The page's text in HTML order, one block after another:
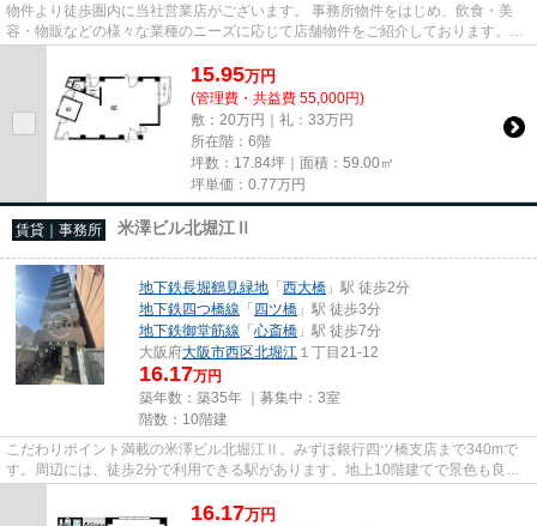
物件より徒歩圏内に当社営業店がございます。 事務所物件をはじめ、飲食・美
容・物販などの様々な業種のニーズに応じて店舗物件をご紹介しております。
尚、弊社ではおとり広告は一切...
15.95万円
(管理費・共益費 55,000円)
敷：20万円｜礼：33万円
所在階：6階
坪数：17.84坪｜面積：59.00㎡
坪単価： 0.77万円
賃貸｜事務所 米澤ビル北堀江Ⅱ
地下鉄長堀鶴見緑地 「西大橋 」駅 徒歩2分
地下鉄四つ橋線 「四ツ橋 」駅 徒歩3分
地下鉄御堂筋線 「心斎橋 」駅 徒歩7分
大阪府大阪市西区北堀江 １丁目21-12
16.17万円
築年数：築35年 ｜募集中： 3室
階数：10階建
こだわりポイント満載の米澤ビル北堀江Ⅱ。みずほ銀行四ツ橋支店まで340mで
す。周辺には、徒歩2分で利用できる駅があります。地上10階建てで景色も良
く、多数のお問い合わせをいただい...
16.17万円